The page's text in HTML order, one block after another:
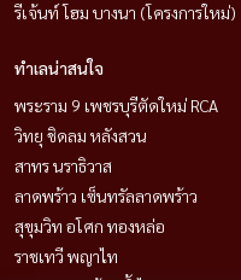
รีเจ้นท์ โฮม บางนา (โครงการใหม่)
ทำเลน่าสนใจ
พระราม 9 เพชรบุรีตัดใหม่ RCA
วิทยุ ชิดลม หลังสวน
สาทร นราธิวาส
ลาดพร้าว เซ็นทรัลลาดพร้าว
สุขุมวิท อโศก ทองหล่อ
ราชเทวี พญาไท